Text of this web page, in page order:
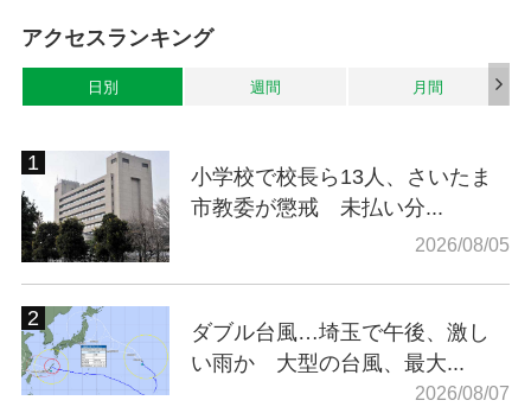
アクセスランキング
日別 週間 月間
小学校で校長ら13人、さいたま
市教委が懲戒 未払い分...
2026/08/05
ダブル台風…埼玉で午後、激し
い雨か 大型の台風、最大...
2026/08/07